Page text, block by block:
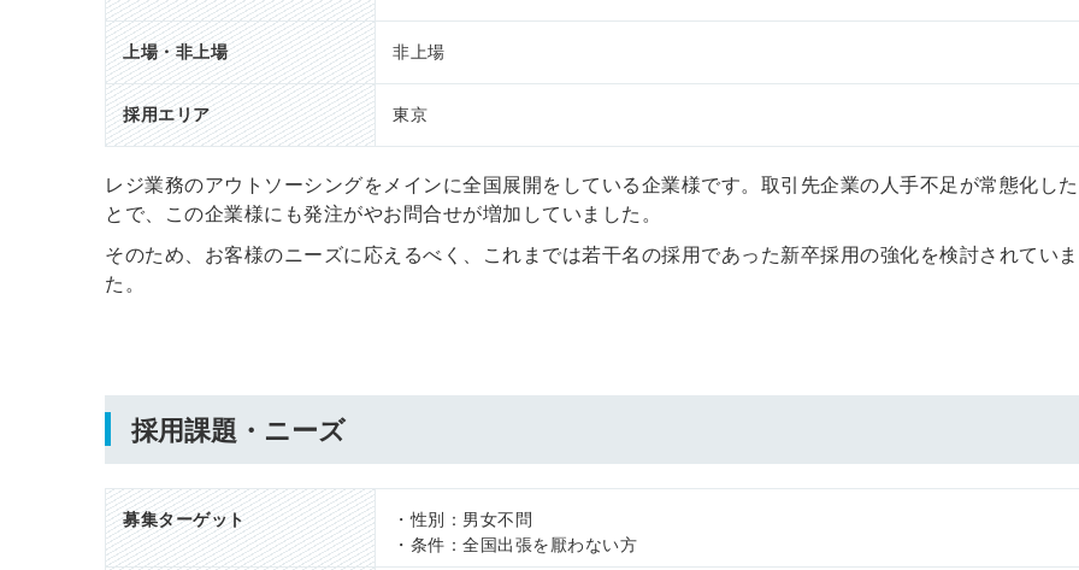
上場・非上場 非上場
採用エリア 東京
レジ業務のアウトソーシングをメインに全国展開をしている企業様です。取引先企業の人手不足が常態化し
とで、この企業様にも発注がやお問合せが増加していました。
そのため、お客様のニーズに応えるべく、これまでは若干名の採用であった新卒採用の強化を検討されてい
た。
採用課題・ニーズ
募集ターゲット
・性別：男女不問
・条件：全国出張を厭わない方簡単10